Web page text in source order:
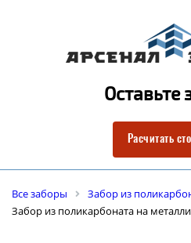
Оставьте
Расчитать
Все заборы
Забор из
Забор из поликарбоната на